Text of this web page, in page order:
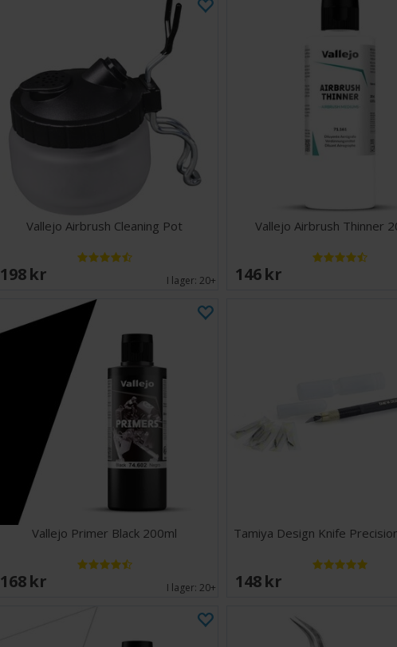
Vallejo Airbrush Cleaning Pot
198 SEK I lager:20+
Vallejo Airbrush Thinner
146 SEK
Vallejo Primer Black 200ml
168 SEK I lager:20+
Tamiya Design Knife
148 SEK